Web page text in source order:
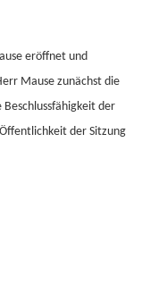
eröffnet und
Mause zunächst die
der
der Sitzung